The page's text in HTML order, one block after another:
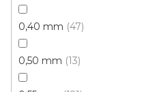
0,40 mm 47
0,50 mm 13